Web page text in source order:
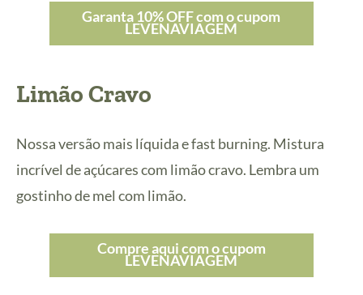
Garanta 10% OFF com o cupom
LEVENAVIAGEM
Limão Cravo
Nossa versão mais líquida e fast burning. Mistura
incrível de açúcares com limão cravo. Lembra um
gostinho de mel com limão.
Compre aqui com o cupom
LEVENAVIAGEM